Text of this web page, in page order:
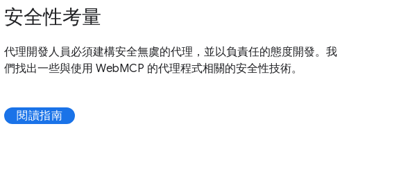
安全性考量
代理開發人員必須建構安全無虞的代理，並以負責任的態度開發。我
們找出一些與使用 WebMCP 的代理程式相關的安全性技術。
閱讀指南